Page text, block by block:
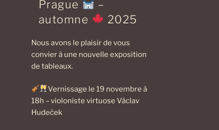
Prague
–
automne
2025
Nous avons le plaisir de vous
convier à une nouvelle exposition
de tableaux.
Vernissage le 19 novembre à
18h – violoniste virtuose Václav
Hudeček